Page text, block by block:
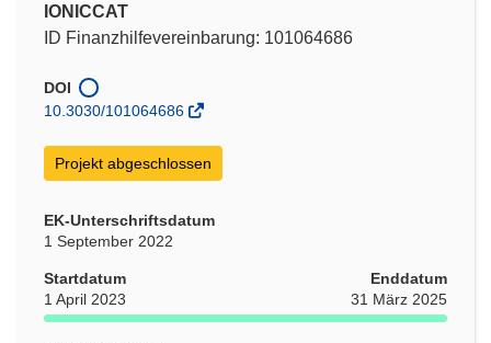
IONICCAT
ID Finanzhilfevereinbarung: 101064686
DOI
10.3030/101064686
Projekt abgeschlossen
EK-Unterschriftsdatum
1 September 2022
Startdatum
1 April 2023
Enddatum
31 März 2025